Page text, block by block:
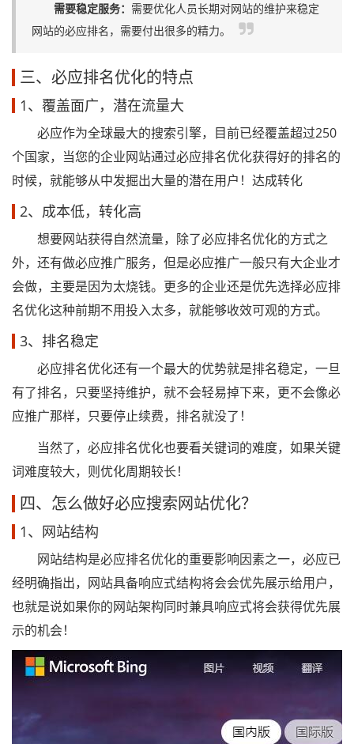
需要稳定服务： 需要优化人员长期对网站的维护来稳定
网站的必应排名，需要付出很多的精力。
三、必应排名优化的特点
1、覆盖面广，潜在流量大
必应作为全球最大的搜索引擎，目前已经覆盖超过250
个国家，当您的企业网站通过必应排名优化获得好的排名的
时候，就能够从中发掘出大量的潜在用户！达成转化
2、成本低，转化高
想要网站获得自然流量，除了必应排名优化的方式之
外，还有做必应推广服务，但是必应推广一般只有大企业才
会做，主要是因为太烧钱。更多的企业还是优先选择必应排
名优化这种前期不用投入太多，就能够收效可观的方式。
3、排名稳定
必应排名优化还有一个最大的优势就是排名稳定，一旦
有了排名，只要坚持维护，就不会轻易掉下来，更不会像必
应推广那样，只要停止续费，排名就没了！
当然了，必应排名优化也要看关键词的难度，如果关键
词难度较大，则优化周期较长！
四、怎么做好必应搜索网站优化？
1、网站结构
网站结构是必应排名优化的重要影响因素之一，必应已
经明确指出，网站具备响应式结构将会会优先展示给用户，
也就是说如果你的网站架构同时兼具响应式将会获得优先展
示的机会！